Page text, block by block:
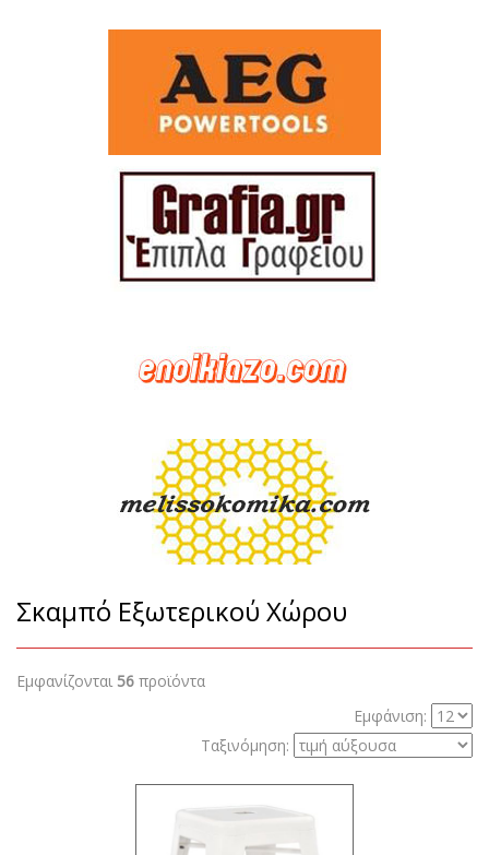
Σκαμπό Εξωτερικού Χώρου
Εμφανίζονται 56 προϊόντα
Εμφάνιση:
Ταξινόμηση: